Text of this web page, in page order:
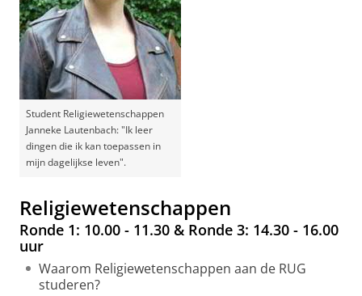
Student Religiewetenschappen
Janneke Lautenbach: "Ik leer
dingen die ik kan toepassen in
mijn dagelijkse leven".
Religiewetenschappen
Ronde 1: 10.00 - 11.30 & Ronde 3: 14.30 - 16.00
uur
Waarom Religiewetenschappen aan de RUG
studeren?